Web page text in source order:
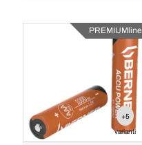
PREMIUMline
+5
varianti